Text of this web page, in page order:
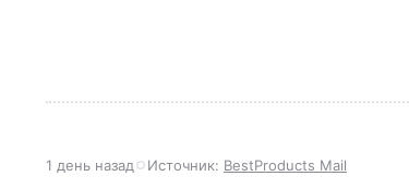
1 день назад Источник: BestProducts Mail